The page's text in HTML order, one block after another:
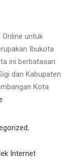
untuk
Ibukota
ini berbatasan
dan Kabupaten
Kota
,
Internet